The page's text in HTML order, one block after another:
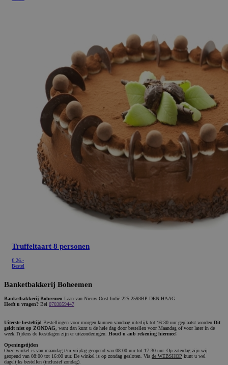
Truffeltaart 8 personen
€ 26.-
Bestel
Banketbakkerij Boheemen
Banketbakkerij Boheemen Laan van Nieuw Oost Indië 225 2593BP DEN HAAG
Heeft u vragen? Bel 0703859447
Uiterste besteltijd Bestellingen voor morgen kunnen vandaag uiterlijk tot 16:30 uur geplaatst worden. Dit
geldt niet op ZONDAG , want dan kunt u de hele dag door bestellen voor Maandag of voor later in de
week.Tijdens de feestdagen zijn er uitzonderingen. Houd u aub rekening hiermee!
Openingstijden
Onze winkel is van maandag t/m vrijdag geopend van 08:00 uur tot 17:30 uur. Op zaterdag zijn wij
geopend van 08:00 tot 16:00 uur. De winkel is op zondag gesloten. Via de WEBSHOP kunt u wel
dagelijks bestellen (inclusief zondag).